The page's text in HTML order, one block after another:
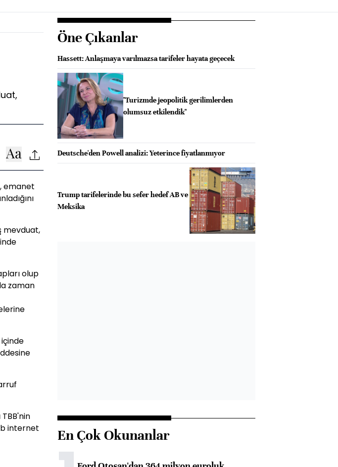
emanet
mevduat,
olup
zaman
internet
Öne Çıkanlar
Hassett: Anlaşmaya varılmazsa tarifeler hayata geçecek
"Turizmde jeopolitik gerilimlerden
olumsuz etkilendik"
Deutsche'den Powell analizi: Yeterince fiyatlanmıyor
Trump tarifelerinde bu sefer hedef AB ve
Meksika
En Çok Okunanlar